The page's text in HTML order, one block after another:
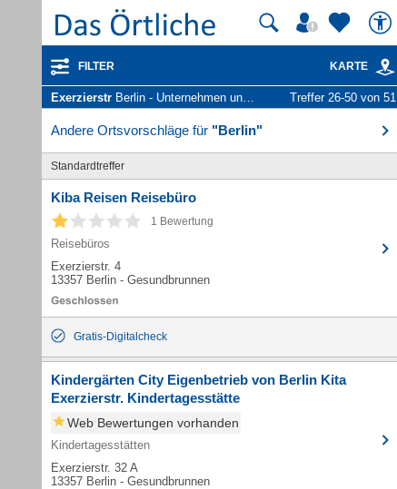
FILTER KARTE
Exerzierstr Berlin - Unternehmen und Personen Treffer 26-50 von 51
Andere Ortsvorschläge für "Berlin"
Standardtreffer
Kiba Reisen Reisebüro
1 Bewertung
Reisebüros
Exerzierstr. 4
13357 Berlin - Gesundbrunnen
Gratis-Digitalcheck
Kindergärten City Eigenbetrieb von Berlin Kita
Exerzierstr. Kindertagesstätte
Web Bewertungen vorhanden
Kindertagesstätten
Exerzierstr. 32 A
13357 Berlin - Gesundbrunnen